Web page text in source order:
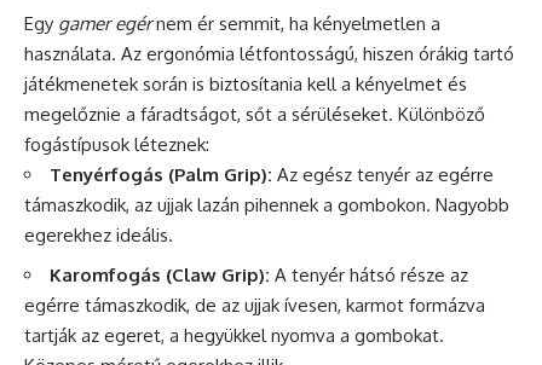
Egy gamer egérnem ér semmit, ha kényelmetlen a
használata. Az ergonómia létfontosságú, hiszen órákig tartó
játékmenetek során is biztosítania kell a kényelmet és
megelőznie a fáradtságot, sőt a sérüléseket. Különböző
fogástípusok léteznek:
Tenyérfogás (Palm Grip): Az egész tenyér az egérre
támaszkodik, az ujjak lazán pihennek a gombokon. Nagyobb
egerekhez ideális.
Karomfogás (Claw Grip): A tenyér hátsó része az
egérre támaszkodik, de az ujjak ívesen, karmot formázva
tartják az egeret, a hegyükkel nyomva a gombokat.